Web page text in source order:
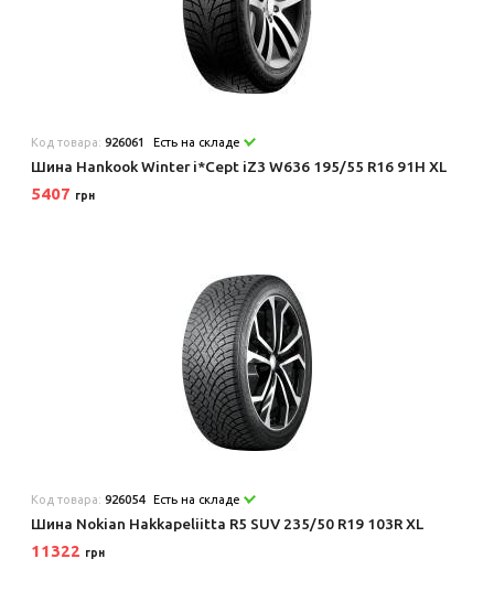
Код товара:926061 Есть на складе
Шина Hankook Winter i*Cept iZ3 W636 195/55 R16 91H XL
5407 грн
Код товара:926054 Есть на складе
Шина Nokian Hakkapeliitta R5 SUV 235/50 R19 103R XL
11322 грн